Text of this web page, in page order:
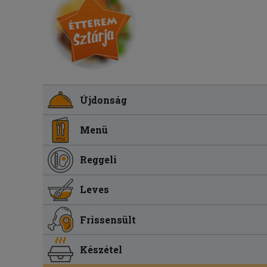
Újdonság
Menü
Reggeli
Leves
Frissensült
Készétel